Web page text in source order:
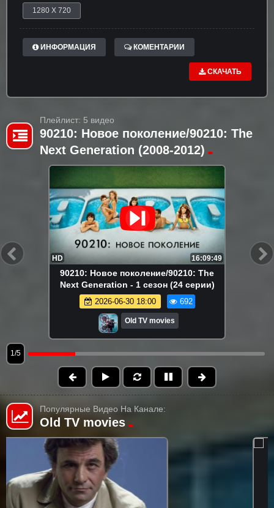
1280 X 720
ИНФОРМАЦИЯ КОМЕНТАРИИ
СКАЧАТЬ
Плейлист: 5 видео
90210: Новое поколение/90210: The
Next Generation (2008-2012)
HD 16:09:49
90210: Новое поколение/90210: The
Next Generation - 1 сезон (24 серии)
2026-06-30 18:00 692
Old TV movies
1/5
Популярные Видео На Канале:
Old TV movies